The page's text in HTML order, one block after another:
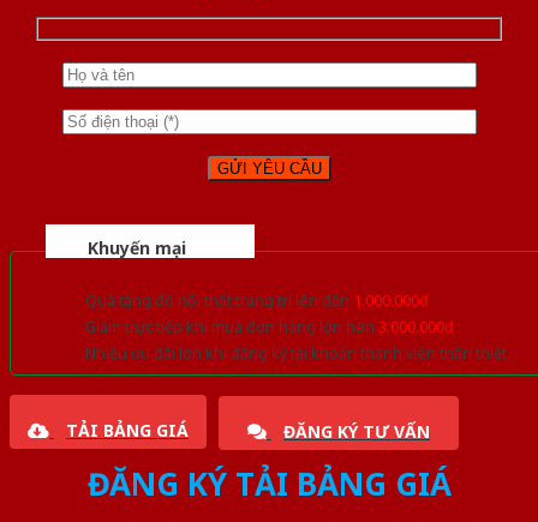
Khuyến mại
Quà tặng đồ nội thất trang trí lên đến 1.000.000đ
Giảm trực tiếp khi mua đơn hàng lớn hơn 3.000.000đ
Nhiều ưu đãi lớn khi đăng ký tài khoản thành viên thân thiết
TẢI BẢNG GIÁ ĐĂNG KÝ TƯ VẤN
ĐĂNG KÝ TẢI BẢNG GIÁ